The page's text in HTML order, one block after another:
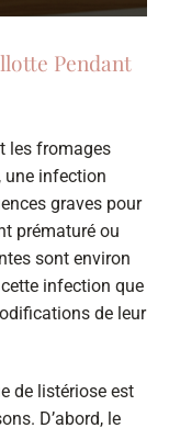
Pendant
les fromages
une infection
graves pour
prématuré ou
sont environ
infection que
de leur
de listériose est
D’abord, le